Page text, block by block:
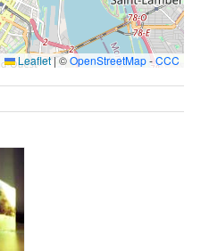
Leaflet|©OpenStreetMap-CCC